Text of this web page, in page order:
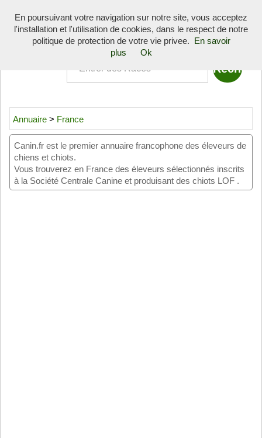
Toggle
Quoi
Annuaire > France
Canin.fr est le premier annuaire francophone des éleveurs de
chiens et chiots.
Vous trouverez en France des éleveurs sélectionnés inscrits
à la Société Centrale Canine et produisant des chiots LOF .
En poursuivant votre navigation sur notre site, vous acceptez
l'installation et l'utilisation de cookies, dans le respect de notre
politique de protection de votre vie privee.
En savoir
plus
Ok